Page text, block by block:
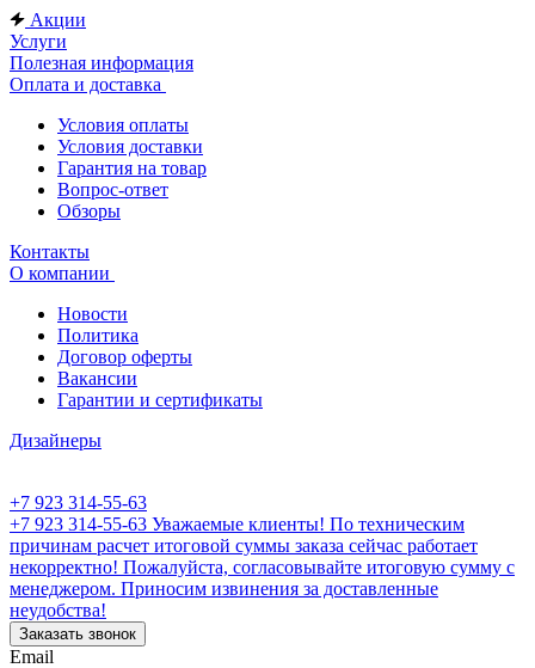
Акции
Услуги
Полезная информация
Оплата и доставка
Условия оплаты
Условия доставки
Гарантия на товар
Вопрос-ответ
Обзоры
Контакты
О компании
Новости
Политика
Договор оферты
Вакансии
Гарантии и сертификаты
Дизайнеры
+7 923 314-55-63
+7 923 314-55-63 Уважаемые клиенты! По техническим
причинам расчет итоговой суммы заказа сейчас работает
некорректно! Пожалуйста, согласовывайте итоговую сумму с
менеджером. Приносим извинения за доставленные
неудобства!
Заказать звонок
Email